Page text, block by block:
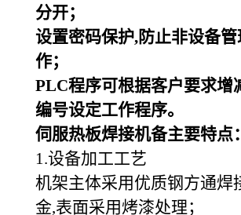
分开；
设置密码保护,防止非设备
作；
PLC程序可根据客户要求增
编号设定工作程序。
伺服热板焊接机备主要特点：
1.设备加工工艺
机架主体采用优质钢方通焊
金,表面采用烤漆处理；